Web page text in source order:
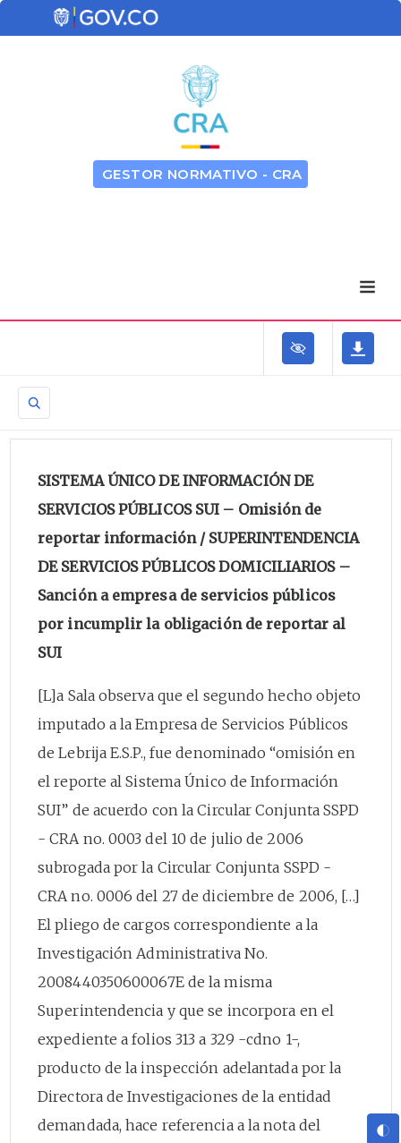
GESTOR NORMATIVO - CRA
SISTEMA ÚNICO DE INFORMACIÓN DE
SERVICIOS PÚBLICOS SUI – Omisión de
reportar información / SUPERINTENDENCIA
DE SERVICIOS PÚBLICOS DOMICILIARIOS –
Sanción a empresa de servicios públicos
por incumplir la obligación de reportar al
SUI
[L]a Sala observa que el segundo hecho objeto
imputado a la Empresa de Servicios Públicos
de Lebrija E.S.P., fue denominado “omisión en
el reporte al Sistema Único de Información
SUI” de acuerdo con la Circular Conjunta SSPD
- CRA no. 0003 del 10 de julio de 2006
subrogada por la Circular Conjunta SSPD -
CRA no. 0006 del 27 de diciembre de 2006, […]
El pliego de cargos correspondiente a la
Investigación Administrativa No.
2008440350600067E de la misma
Superintendencia y que se incorpora en el
expediente a folios 313 a 329 -cdno 1-,
producto de la inspección adelantada por la
Directora de Investigaciones de la entidad
demandada, hace referencia a la nota del